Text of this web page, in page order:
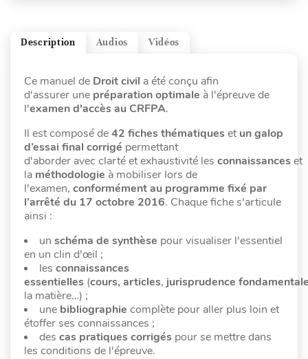
Vidéos
Audios
Description
Ce manuel de Droit civil a été conçu afin
d'assurer une préparation optimale à l'épreuve de
l'examen d'accès au CRFPA.
Il est composé de42 fiches thématiques etun galop
d’essai final corrigé permettant
d'aborder avec clarté et exhaustivité les connaissances et
la méthodologie à mobiliser lors de
l'examen, conformément au programme fixé par
l’arrêté du 17 octobre 2016. Chaque fiche s'articule
ainsi :
un schéma de synthèse pour visualiser l'essentiel
en un clin d'œil ;
les connaissances
essentielles (cours, articles, jurisprudence
la matière…) ;
une bibliographie complète pour aller plus loin et
étoffer ses connaissances ;
des cas pratiques corrigés pour se mettre dans
les conditions de l'épreuve.